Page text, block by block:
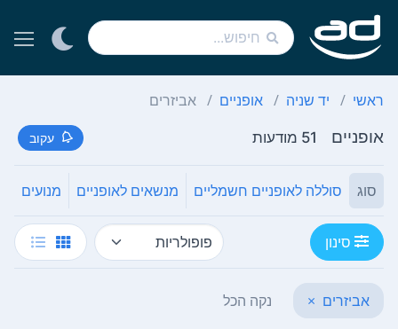
ראשי יד שניה אופניים אביזרים
אופניים 51 מודעות עקוב
סוג סוללה לאופניים חשמליים מנשאים לאופניים מנועים
סינון
אביזרים × נקה הכל